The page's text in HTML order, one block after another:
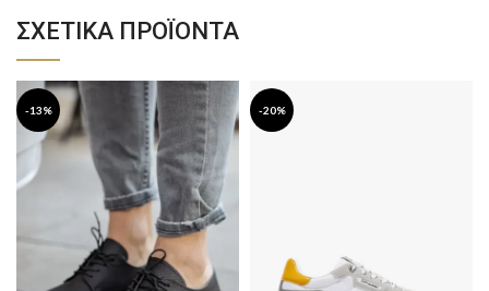
ΣΧΕΤΙΚΆ ΠΡΟΪΌΝΤΑ
-13% -20%